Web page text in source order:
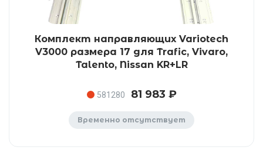
Комплект направляющих Variotech
V3000 размера 17 для Trafic, Vivaro,
Talento, Nissan KR+LR
581280 81 983 ₽
Временно отсутствует